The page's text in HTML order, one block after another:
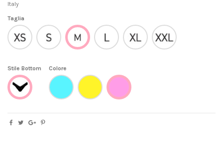
Italy
Taglia
XXL
Stile Bottom
Venezia
Colore
AZZURRO
Giallo Rosa